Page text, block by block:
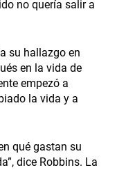
no quería salir a
su hallazgo en
en la vida de
empezó a
la vida y a
qué gastan su
dice Robbins. La